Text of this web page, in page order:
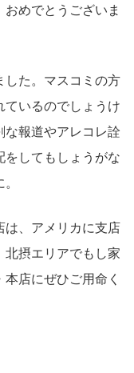
めでとうございま
した。マスコミの方
ているのでしょうけ
報道やアレコレ詮
してもしょうがな
は、アメリカに支店
北摂エリアでもし家
店にぜひご用命く